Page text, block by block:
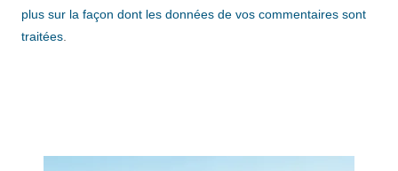
plus sur la façon dont les données de vos commentaires sont
traitées